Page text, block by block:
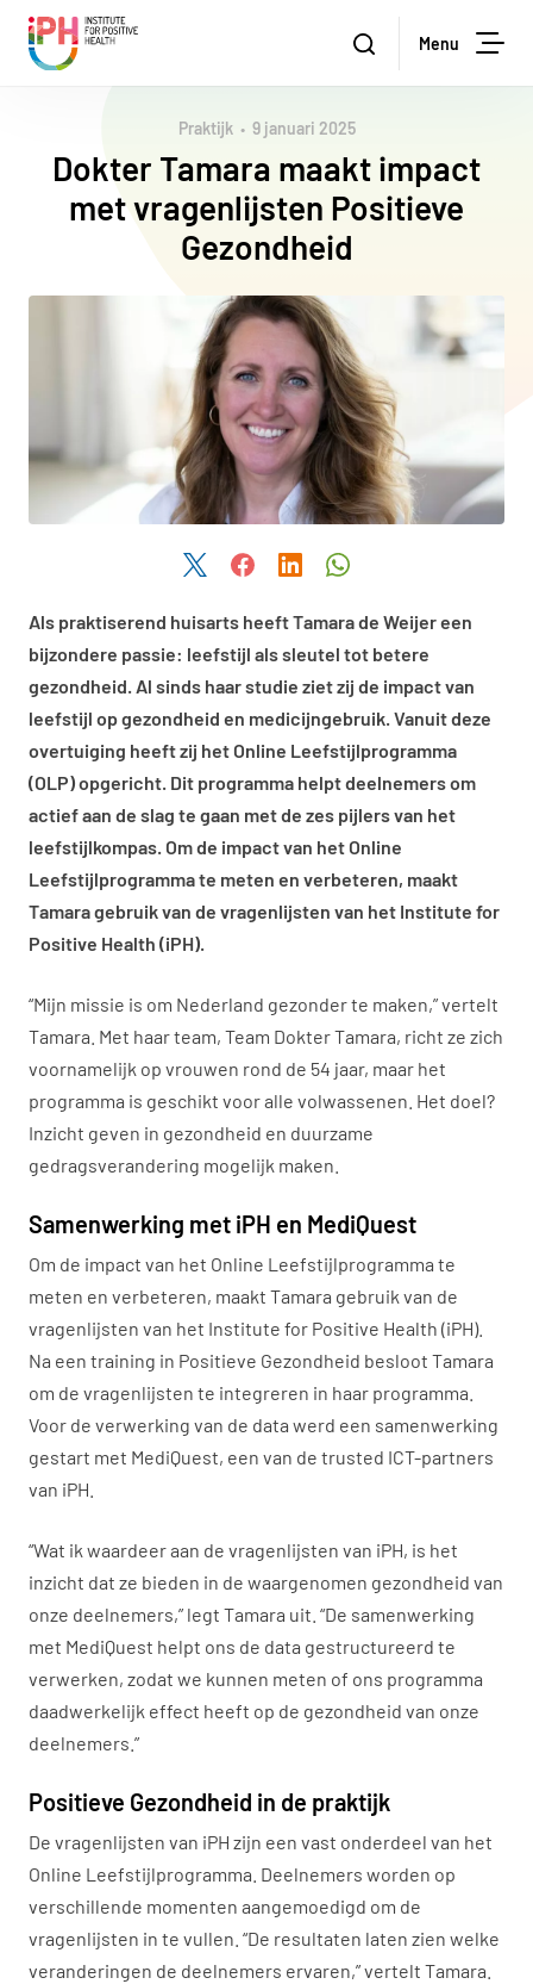
Institute for Positive Health Zoeken
Menu
Praktijk 9 januari 2025
Dokter Tamara maakt impact
met vragenlijsten Positieve
Gezondheid
Deel dit artikel via Twitter
Deel dit artikel via Facebook
Deel dit artikel via LinkedIn
Als praktiserend huisarts heeft Tamara de Weijer een
bijzondere passie: leefstijl als sleutel tot betere
gezondheid. Al sinds haar studie ziet zij de impact van
leefstijl op gezondheid en medicijngebruik. Vanuit deze
overtuiging heeft zij het Online Leefstijlprogramma
(OLP) opgericht. Dit programma helpt deelnemers om
actief aan de slag te gaan met de zes pijlers van het
leefstijlkompas. Om de impact van het Online
Leefstijlprogramma te meten en verbeteren, maakt
Tamara gebruik van de vragenlijsten van het Institute for
Positive Health (iPH).
“Mijn missie is om Nederland gezonder te maken,” vertelt
Tamara. Met haar team, Team Dokter Tamara, richt ze zich
voornamelijk op vrouwen rond de 54 jaar, maar het
programma is geschikt voor alle volwassenen. Het doel?
Inzicht geven in gezondheid en duurzame
gedragsverandering mogelijk maken.
Samenwerking met iPH en MediQuest
Om de impact van het Online Leefstijlprogramma te
meten en verbeteren, maakt Tamara gebruik van de
vragenlijsten van het Institute for Positive Health (iPH).
Na een training in Positieve Gezondheid besloot Tamara
om de vragenlijsten te integreren in haar programma.
Voor de verwerking van de data werd een samenwerking
gestart met MediQuest, een van de trusted ICT-partners
van iPH.
“Wat ik waardeer aan de vragenlijsten van iPH, is het
inzicht dat ze bieden in de waargenomen gezondheid van
onze deelnemers,” legt Tamara uit. “De samenwerking
met MediQuest helpt ons de data gestructureerd te
verwerken, zodat we kunnen meten of ons programma
daadwerkelijk effect heeft op de gezondheid van onze
deelnemers.”
Positieve Gezondheid in de praktijk
De vragenlijsten van iPH zijn een vast onderdeel van het
Online Leefstijlprogramma. Deelnemers worden op
verschillende momenten aangemoedigd om de
vragenlijsten in te vullen. “De resultaten laten zien welke
veranderingen de deelnemers ervaren,” vertelt Tamara.